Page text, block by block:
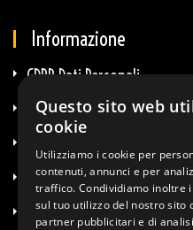
Informazione
GDPR Dati Personali
GDPR E-Commerce
Termini & Condizioni
Diritto Di Recesso
Questo sito web
cookie
Utilizziamo i cookie per
contenuti, annunci e per
traffico. Condividiamo inoltre
sul tuo utilizzo del nostro sito
partner pubblicitari e di